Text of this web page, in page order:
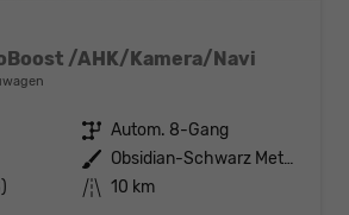
/AHK/Kamera/Navi
Getriebe Autom. 8-Gang
Außenfarbe
Obsidian-Schwarz Metallic
Kilometerstand 10 km